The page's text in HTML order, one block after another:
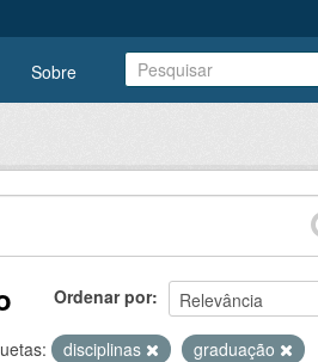
Sobre
Ordenar por
disciplinas graduação